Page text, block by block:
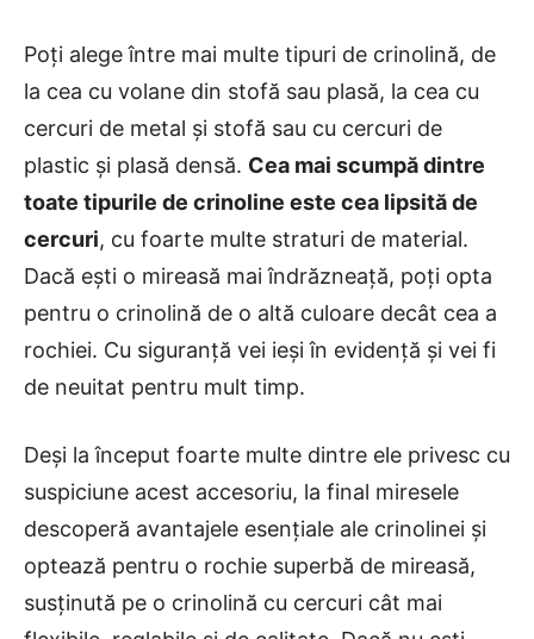
Poți alege între mai multe tipuri de crinolină, de
la cea cu volane din stofă sau plasă, la cea cu
cercuri de metal și stofă sau cu cercuri de
plastic și plasă densă. Cea mai scumpă dintre
toate tipurile de crinoline este cea lipsită de
cercuri, cu foarte multe straturi de material.
Dacă ești o mireasă mai îndrăzneață, poți opta
pentru o crinolină de o altă culoare decât cea a
rochiei. Cu siguranță vei ieși în evidență și vei fi
de neuitat pentru mult timp.
Deși la început foarte multe dintre ele privesc cu
suspiciune acest accesoriu, la final miresele
descoperă avantajele esențiale ale crinolinei și
optează pentru o rochie superbă de mireasă,
susținută pe o crinolină cu cercuri cât mai